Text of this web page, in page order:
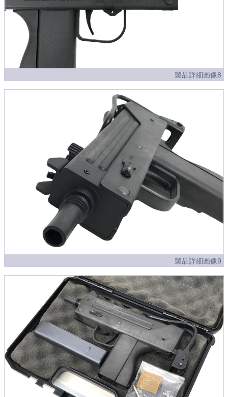
製品詳細画像8
製品詳細画像9